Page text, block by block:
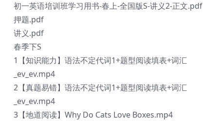
初一英语培训班学习用书-春上-全国版S-讲义2-正文.pdf
押题.pdf
讲义.pdf
春季下S
1【知识能力】语法不定代词1+题型阅读填表+词汇
_ev_ev.mp4
2【真题易错】语法不定代词1+题型阅读填表+词汇
_ev_ev.mp4
3【地道阅读】Why Do Cats Love Boxes.mp4